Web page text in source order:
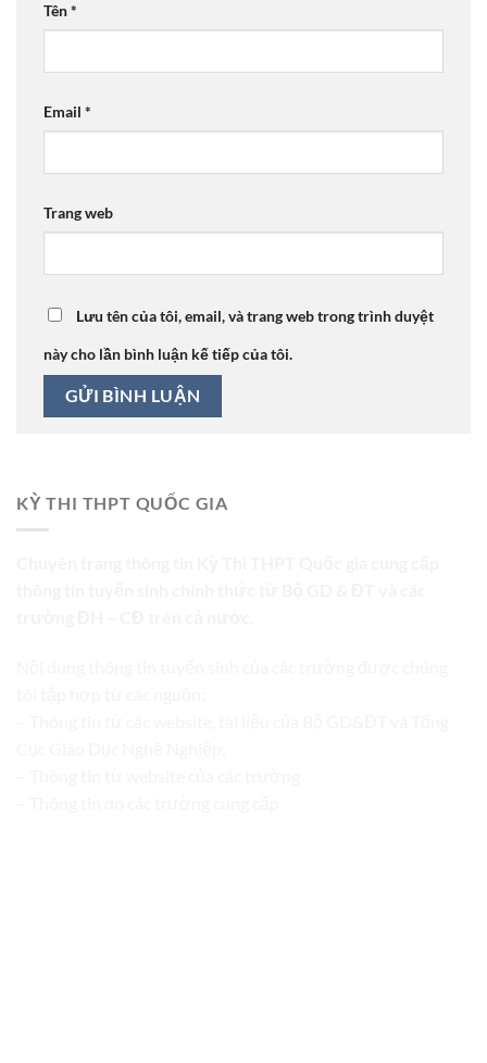
Tên*
Email *
Trang web
Lưu tên của tôi, email, và trang web trong trình duyệt
này cho lần bình luận kế tiếp của tôi.
KỲ THI THPT QUỐC GIA